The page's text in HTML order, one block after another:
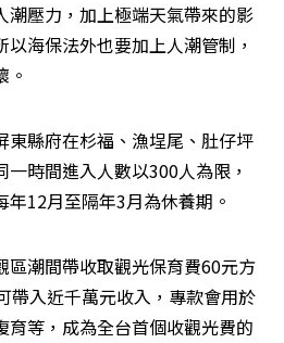
潮壓力，加上極端天氣帶來的影
海保法外也要加上人潮管制，
。
東縣府在杉福、漁埕尾、肚仔坪
時間進入人數以300人為限，
12月至隔年3月為休養期。
區潮間帶收取觀光保育費60元方
帶入近千萬元收入，專款會用於
育等，成為全台首個收觀光費的